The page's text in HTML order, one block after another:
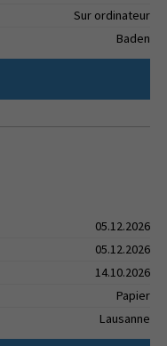
Sur ordinateur
Baden
05.12.2026
05.12.2026
14.10.2026
Papier
Lausanne